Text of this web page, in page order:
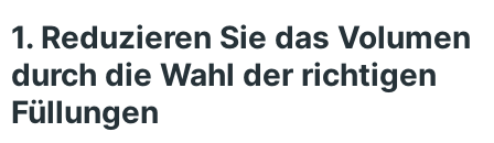
1. Reduzieren Sie das Volumen
durch die Wahl der richtigen
Füllungen